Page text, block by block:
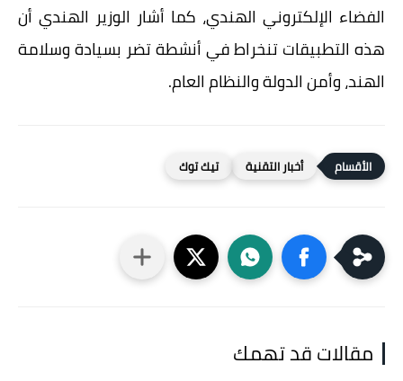
الفضاء الإلكتروني الهندي، كما أشار الوزير الهندي أن
هذه التطبيقات تنخراط في أنشطة تضر بسيادة وسلامة
الهند، وأمن الدولة والنظام العام.
أخبار التقنية تيك توك
مقالات قد تهمك